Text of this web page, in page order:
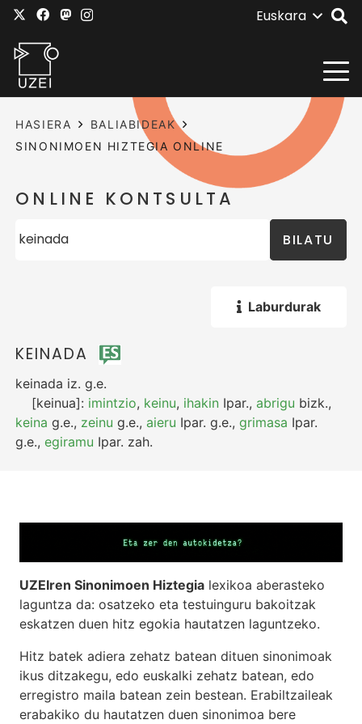
Euskara
HASIERA
BALIABIDEAK
SINONIMOEN HIZTEGIA ONLINE
ONLINE KONTSULTA
BILATU
Laburdurak
KEINADA
keinada iz. g.e.
[keinua]: imintzio, keinu, ihakin Ipar.,abrigu bizk.,
keina g.e., zeinu g.e.,aieru Ipar. g.e.,grimasa Ipar.
g.e.,egiramu Ipar. zah.
UZEIren Sinonimoen Hiztegia lexikoa aberasteko
laguntza da: osatzeko eta testuinguru bakoitzak
eskatzen duen hitz egokia hautatzen laguntzeko.
Hitz batek adiera zehatz batean dituen sinonimoak
ikus ditzakegu, edo euskalki zehatz batean, edo
erregistro maila batean zein bestean. Erabiltzaileak
erabakiko du hautatzen duen sinonimoa bere